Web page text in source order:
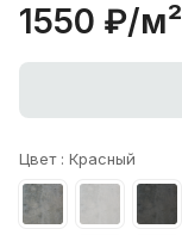
1550 ₽/м²
Цвет : Красный